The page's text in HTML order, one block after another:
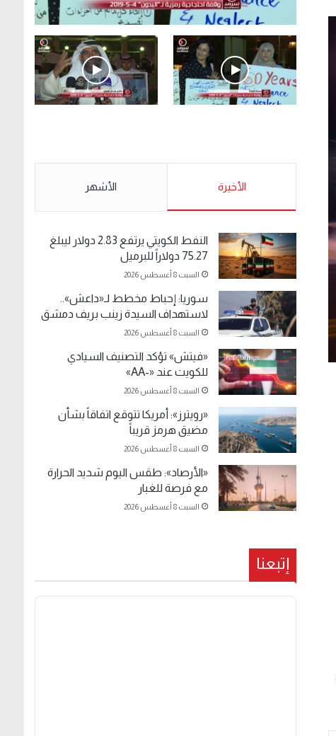
.وقفة احتجاجية رمزية لـ”#البدون” في ساحة الإرادة
الأحد 5 مايو 2019
مخدرات يعني ولا خمر؟!.
الأخيرة الأشهر
النفط الكويتي يرتفع 2.83 دولار ليبلغ
75.27 دولاراً للبرميل
السبت 8 أغسطس 2026
سوريا: إحباط مخطط لـ«داعش»..
لاستهداف السيدة زينب بريف دمشق
السبت 8 أغسطس 2026
«فيتش» تؤكد التصنيف السيادي
للكويت عند «-AA»
السبت 8 أغسطس 2026
«رويترز»: أمريكا تتوقع اتفاقاً بشأن
مضيق هرمز قريباً
السبت 8 أغسطس 2026
«الأرصاد»: طقس اليوم شديد الحرارة
مع فرصة للغبار
السبت 8 أغسطس 2026
إتبعنا